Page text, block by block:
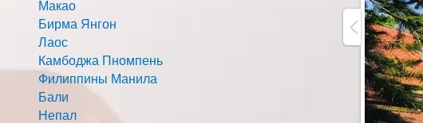
Макао
Бирма Янгон
Лаос
Камбоджа Пномпень
Филиппины Манила
Бали
Непал